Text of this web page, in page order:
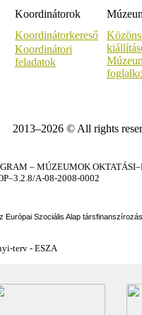
Koordinátorok
Koordinátorkereső
Koordinátori
feladatok
2013–2026 © All rights
– MÚZEUMOK
A-08-2008-0002
Európai Szociális Alap